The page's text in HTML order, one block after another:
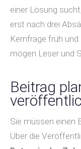
einer Lösung
erst nach drei
Kernfrage früh
mögen Leser und
Beitrag
Sie müssen einen
Über die